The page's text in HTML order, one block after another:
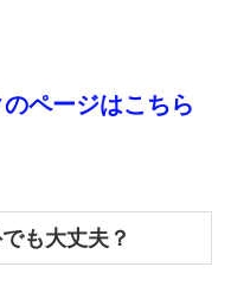
ページはこちら
も大丈夫？